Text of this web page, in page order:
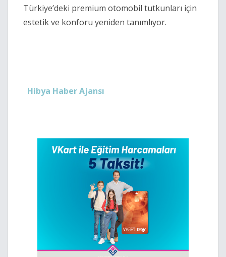
Türkiye’deki premium otomobil tutkunları için
estetik ve konforu yeniden tanımlıyor.
Hibya Haber Ajansı